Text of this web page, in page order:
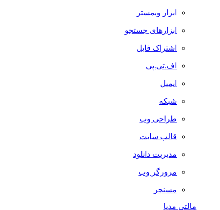
ابزار وبمستر
ابزارهای جستجو
اشتراک فایل
اف.تی.پی
ایمیل
شبکه
طراحی وب
قالب سایت
مدیریت دانلود
مرورگر وب
مسنجر
مالتی مدیا